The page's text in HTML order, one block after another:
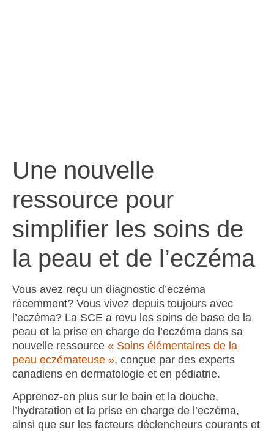
Une nouvelle
ressource pour
simplifier les soins de
la peau et de l’eczéma
Vous avez reçu un diagnostic d’eczéma
récemment? Vous vivez depuis toujours avec
l’eczéma? La SCE a revu les soins de base de la
peau et la prise en charge de l’eczéma dans sa
nouvelle ressource « Soins élémentaires de la
peau eczémateuse », conçue par des experts
canadiens en dermatologie et en pédiatrie.
Apprenez-en plus sur le bain et la douche,
l’hydratation et la prise en charge de l’eczéma,
ainsi que sur les facteurs déclencheurs courants et